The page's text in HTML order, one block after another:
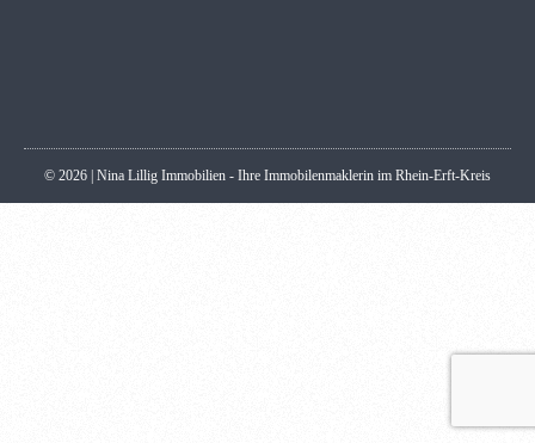
© 2026 | Nina Lillig Immobilien - Ihre Immobilenmaklerin im Rhein-Erft-Kreis